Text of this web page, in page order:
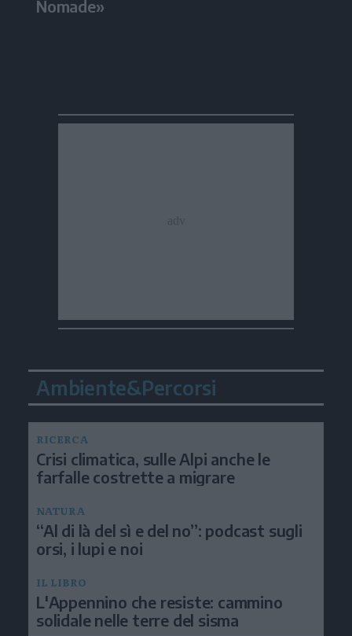
Nomade»
Ambiente&Percorsi
RICERCA
Crisi climatica, sulle Alpi anche le
farfalle costrette a migrare
NATURA
“Al di là del sì e del no”: podcast sugli
orsi, i lupi e noi
IL LIBRO
L'Appennino che resiste: cammino
solidale nelle terre del sisma